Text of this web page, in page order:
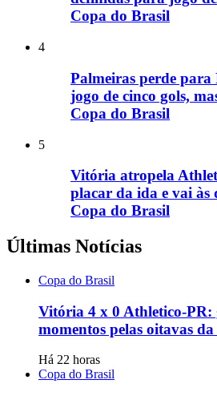
Copa do Brasil
4
Palmeiras perde para
jogo de cinco gols,
Copa do Brasil
5
Vitória atropela
placar da ida e vai às
Copa do Brasil
Últimas Notícias
Copa do Brasil
Vitória 4 x 0 Athletico-PR:
momentos pelas oitavas
Há 22 horas
Copa do Brasil